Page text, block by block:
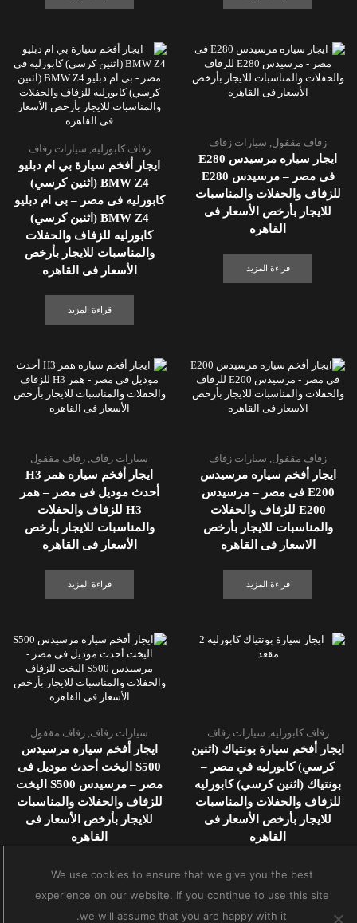
زفاف مقفول, سيارات زفاف
ايجار سياره مرسيدس E280
فى مصر – مرسيدس E280
للزفاف والحفلات والمناسبات
للايجار بأرخص الأسعار فى
القاهره
قراءة المزيد
زفاف كابورليه, سيارات زفاف
ايجار أفخم سيارة بي ام دبليو
BMW Z4 (اثنين كرسي)
كابورليه فى مصر – بى ام دبليو
BMW Z4 (اثنين كرسي)
كابورليه للزفاف والحفلات
والمناسبات للايجار بأرخص
الأسعار فى القاهره
قراءة المزيد
زفاف مقفول, سيارات زفاف
ايجار أفخم سياره مرسيدس
E200 فى مصر – مرسيدس
E200 للزفاف والحفلات
والمناسبات للايجار بأرخص
الاسعار فى القاهره
قراءة المزيد
سيارات زفاف, زفاف مقفول
ايجار أفخم سياره همر H3
أحدث موديل فى مصر – همر
H3 للزفاف والحفلات
والمناسبات للايجار بأرخص
الأسعار فى القاهره
قراءة المزيد
زفاف كابورليه سيارات زفاف
ايجار أفخم سيارة بونتياك (اثنين
كرسي) كابورليه في مصر –
بونتياك (اثنين كرسي) كابورليه
للزفاف والحفلات والمناسبات
للايجار بأرخص الأسعار فى
القاهره
قراءة المزيد
سيارات زفاف زفاف مقفول
ايجار أفخم سياره مرسيدس
S500 اليخت أحدث موديل فى
مصر – مرسيدس S500 اليخت
للزفاف والحفلات والمناسبات
للايجار بأرخص الأسعار فى
القاهره
قراءة المزيد
We use cookies to ensure that we give you the best
experience on our website. If you continue to use this site
we will assume that you are happy with it.